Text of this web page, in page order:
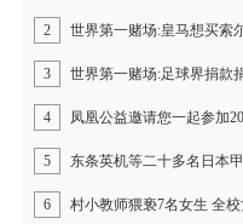
2 世界第一赌场:皇马想买索
3 世界第一赌场:足球界捐款
4 凤凰公益邀请您一起参加
5 东条英机等二十多名日本
6 村小教师猥亵7名女生 全校